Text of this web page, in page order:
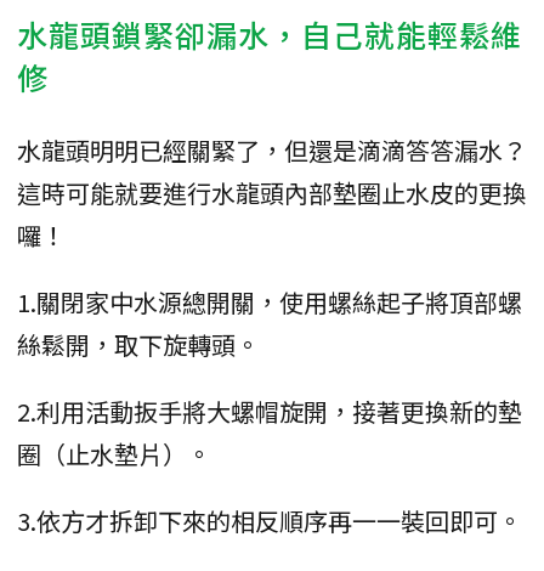
水龍頭鎖緊卻漏水，自己就能輕鬆維
修
水龍頭明明已經關緊了，但還是滴滴答答漏水？
這時可能就要進行水龍頭內部墊圈止水皮的更換
囉！
1.關閉家中水源總開關，使用螺絲起子將頂部螺
絲鬆開，取下旋轉頭。
2.利用活動扳手將大螺帽旋開，接著更換新的墊
圈（止水墊片）。
3.依方才拆卸下來的相反順序再一一裝回即可。